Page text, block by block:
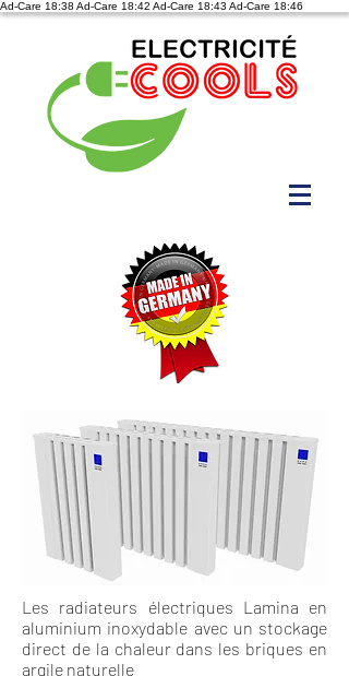
Ad-Care 18:38 Ad-Care 18:42 Ad-Care 18:43 Ad-Care 18:46
Les radiateurs électriques Lamina en
aluminium inoxydable avec un stockage
direct de la chaleur dans les briques en
argile naturelle